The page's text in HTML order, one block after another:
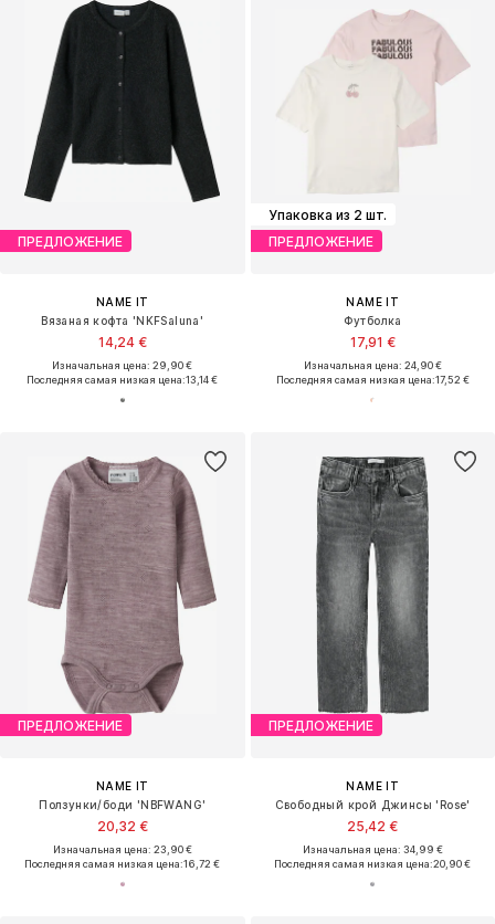
ПРЕДЛОЖЕНИЕ
NAME IT
Вязаная кофта 'NKFSaluna'
14,24 €
Изначальная цена: 29,90 €
Последняя самая низкая цена:13,14 €
Упаковка из 2 шт.
ПРЕДЛОЖЕНИЕ
NAME IT
Футболка
17,91 €
Изначальная цена: 24,90 €
Последняя самая низкая цена:17,52 €
ПРЕДЛОЖЕНИЕ
NAME IT
Ползунки/боди 'NBFWANG'
20,32 €
Изначальная цена: 23,90 €
Последняя самая низкая цена:16,72 €
ПРЕДЛОЖЕНИЕ
NAME IT
Свободный крой Джинсы 'Rose'
25,42 €
Изначальная цена: 34,99 €
Последняя самая низкая цена:20,90 €